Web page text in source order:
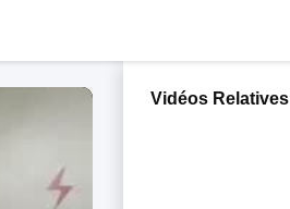
Vidéos Relatives